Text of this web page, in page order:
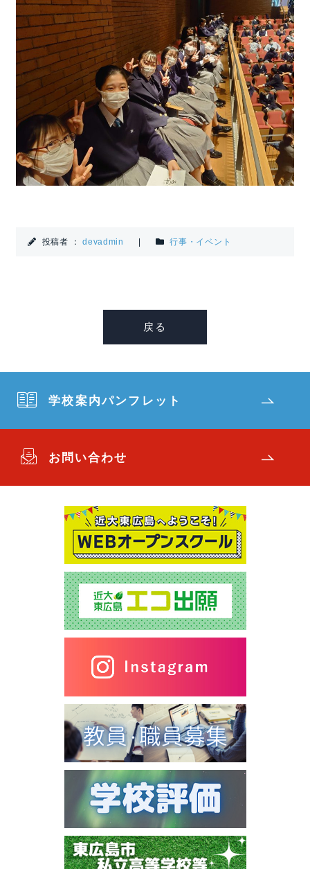
投稿者 ：devadmin 行事・イベント
戻る
学校案内パンフレット
お問い合わせ